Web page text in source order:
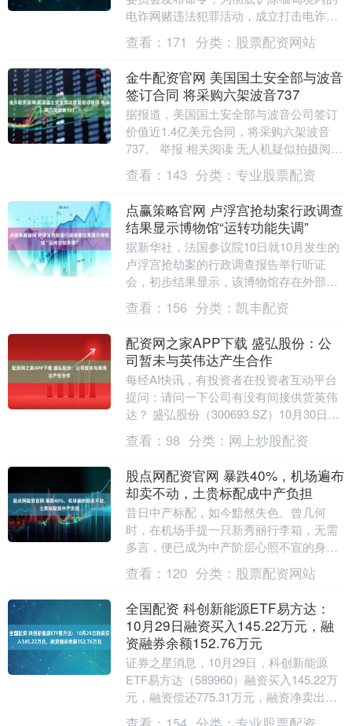
电诈网赌违法犯罪活动，成立打击电诈网
赌中央监督委员会。该委员会由15名高级
成员组成，....
查看： 171 分类： 股票配资网站
金牛配资官网 美国国土安全部与波音
签订合同 将采购六架波音737
据报道，美国国土安全部与波音公司签订
价值近1.4亿美元合同，将采购六架波音
737。 举报 相关阅读 无人机疑似拍摄阅兵
军机训练，国家安全部通报提醒 有关部门
对违....
查看： 143 分类： 专业股票配资
点赢策略官网 卢浮宫抢劫案行政调查
结果显示博物馆“运转功能失调”
据新华社，法国参议院10日就10月发生的
卢浮宫抢劫案的行政调查报告举行听证
会，初步结果显示，该博物馆存在外部监
控设备不足、安保控制室设备陈旧、机构
内部协调不充分....
查看： 156 分类： 凯丰配资
配资网之家APP下载 盛弘股份：公
司暂未与英伟达产生合作
每经AI快讯，有投资者在投资者互动平台
提问：请问一下公司有没有间接供货英伟
达？ 盛弘股份（300693.SZ）10月30日在
投资者互动平台表示，公司暂未与英伟
达....
查看： 98 分类： 网上炒股配资
股点网配资官网 暴跌40%，机场遍布
却卖不动，土贵标配成中产负担
昔日中产标配，如今黯然失色。曾几何
时，在机场手提一只新秀丽行李箱，无需
多言，便已成为中产阶层心照不宣的身份
象征。然而，这份“身份牌”如今却已破
碎，曾经遍布机场的....
查看： 120 分类： 股票配资网站
全国配资 科创新能源ETF易方达：
10月29日融资买入145.22万元，融
资融券余额152.76万元
证券之星消息，10月29日，科创新能源
ETF易方达（589960）融资买入145.22万
元，融资偿还775.31万元，融资净卖出
630.1万元，融资余额152.....